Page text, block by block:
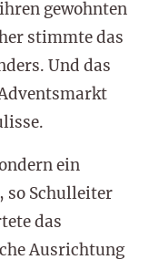
gewohnten
stimmte das
Und das
ein
so Schulleiter
das
Ausrichtung